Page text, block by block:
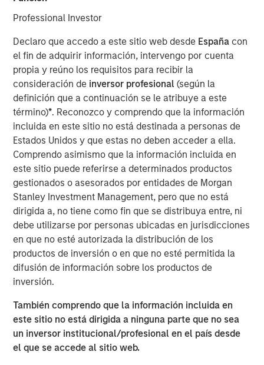
Professional Investor
Declaro que accedo a este sitio web desde España con
el fin de adquirir información, intervengo por cuenta
propia y reúno los requisitos para recibir la
consideración de inversor profesional(según la
definición que a continuación se le atribuye a este
término)*. Reconozco y comprendo que la información
incluida en este sitio no está destinada a personas de
Estados Unidos y que estas no deben acceder a ella.
Comprendo asimismo que la información incluida en
este sitio puede referirse a determinados productos
gestionados o asesorados por entidades de Morgan
Stanley Investment Management, pero que no está
dirigida a, no tiene como fin que se distribuya entre, ni
debe utilizarse por personas ubicadas en jurisdicciones
en que no esté autorizada la distribución de los
productos de inversión o en que no esté permitida la
difusión de información sobre los productos de
inversión.
También comprendo que la información incluida en
este sitio no está dirigida a ninguna parte que no sea
un inversor institucional/profesional en el país desde
el que se accede al sitio web.
Stanley Eaton Vance CLO 2025-21, Ltd., marking the
investment team’s first Collateralized Loan Obligation
(CLO) in 2025. The $400 million transaction was priced
on March 7 and increases CLO platform assetsto
approximately $7.5 billion across twenty vehicles. Wells
Fargo Securities served as sole arranger for the deal.
“We’re excited to be back in the new issue market and are
encouraged by the interest from both new and existing
investors,” said Steve Sebo, Head of CLO Structuring &
Capital Markets. “Closing this deal is a great step forward
as we continue to build our CLO business.”
Ed Greenaway, Head of CLO Portfolio Management,
added, “Navigating the difficult dance of risk and return
across the capital structure and within the asset pool has
always been the core of our approach. The recent
volatility within the market presents challenges but also
opportunity for equity and debt investors alike.”
and is a pioneer in broadly syndicated loan investment
management. The 40+ member team manages an array
of U.S. and European loan strategies, CLO debt tranches
and a growing CLO platform. The team’s total assets